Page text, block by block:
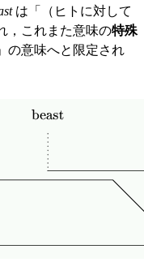
は「（ヒトに対して
，これまた意味の特殊
の意味へと限定され